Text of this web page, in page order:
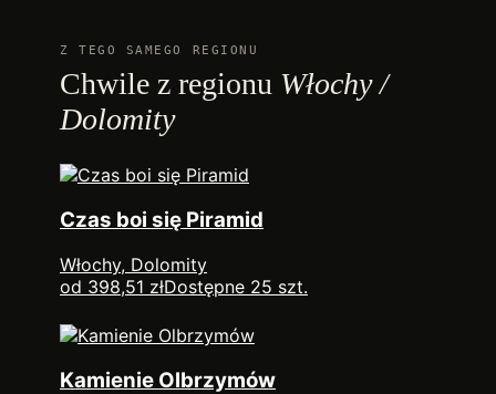
Z TEGO SAMEGO REGIONU
Chwile z regionu Włochy /
Dolomity
Czas boi się Piramid
Włochy, Dolomity
od 398,51 złDostępne 25 szt.
Kamienie Olbrzymów